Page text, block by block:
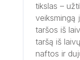
tikslas –
veiksmingą
taršos iš
taršą iš
naftos ir